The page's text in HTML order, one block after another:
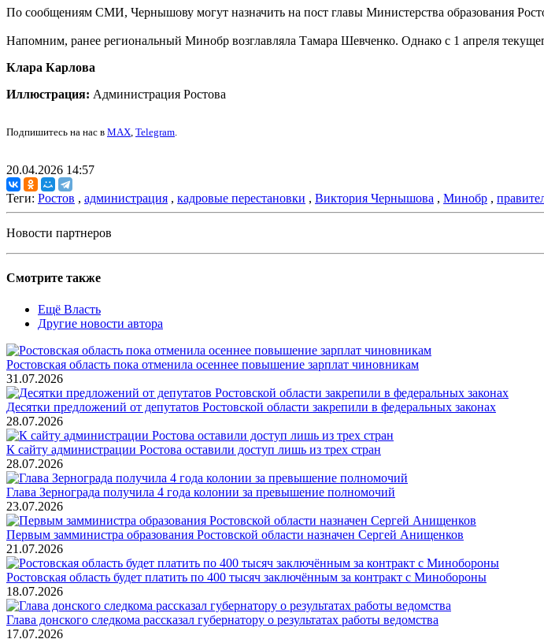
По сообщениям СМИ, Чернышову могут назначить на пост главы Министерства образования
Напомним, ранее региональный Минобр возглавляла Тамара Шевченко. Однако с 1 апреля
Клара Карлова
Иллюстрация: Администрация Ростова
Подпишитесь на нас в MAX, Telegram.
20.04.2026 14:57
Теги: Ростов , администрация , кадровые перестановки , Виктория Чернышова , Минобр ,
Новости партнеров
Смотрите также
Ещё Власть
Другие новости автора
Ростовская область пока отменила осеннее повышение зарплат чиновникам
31.07.2026
Десятки предложений от депутатов Ростовской области закрепили в федеральных законах
28.07.2026
К сайту администрации Ростова оставили доступ лишь из трех стран
28.07.2026
Глава Зернограда получила 4 года колонии за превышение полномочий
23.07.2026
Первым замминистра образования Ростовской области назначен Сергей Анищенков
21.07.2026
Ростовская область будет платить по 400 тысяч заключённым за контракт с Минобороны
18.07.2026
Глава донского следкома рассказал губернатору о результатах работы ведомства
17.07.2026